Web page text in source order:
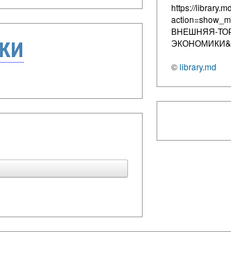
https://
ВНЕШНЯЯ-
©library.md